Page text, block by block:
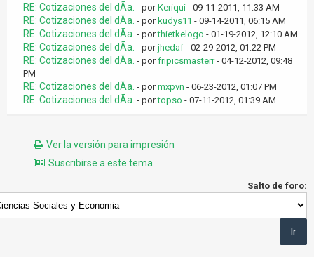
RE: Cotizaciones del dÃ­a. - porKeriqui - 09-11-2011, 11:33 AM
RE: Cotizaciones del dÃ­a. - por kudys11 - 09-14-2011, 06:15 AM
RE: Cotizaciones del dÃ­a. - porthietkelogo - 01-19-2012, 12:10 AM
RE: Cotizaciones del dÃ­a. - porjhedaf - 02-29-2012, 01:22 PM
RE: Cotizaciones del dÃ­a. - porfripicsmasterr- 04-12-2012, 09:48
PM
RE: Cotizaciones del dÃ­a. - pormxpvn - 06-23-2012, 01:07 PM
RE: Cotizaciones del dÃ­a. - portopso - 07-11-2012, 01:39 AM
Ver la versión para impresión
Suscribirse a este tema
Salto de foro: